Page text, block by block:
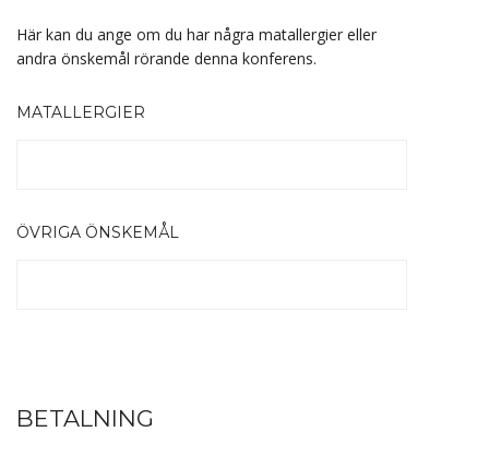
Här kan du ange om du har några matallergier eller
andra önskemål rörande denna konferens.
MATALLERGIER
ÖVRIGA ÖNSKEMÅL
BETALNING